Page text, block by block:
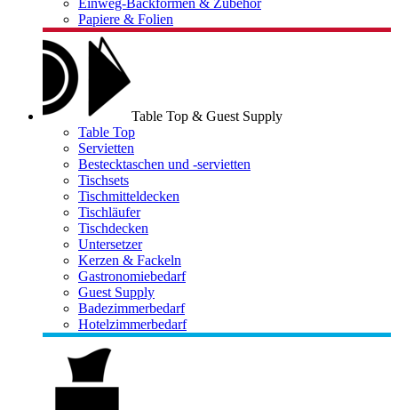
Einweg-Backformen & Zubehör
Papiere & Folien
Table Top & Guest Supply
Table Top
Servietten
Bestecktaschen und -servietten
Tischsets
Tischmitteldecken
Tischläufer
Tischdecken
Untersetzer
Kerzen & Fackeln
Gastronomiebedarf
Guest Supply
Badezimmerbedarf
Hotelzimmerbedarf